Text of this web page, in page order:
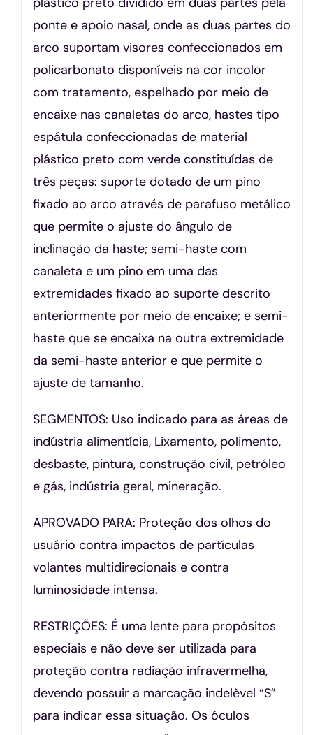
ponte e apoio nasal, onde as duas partes do
arco suportam visores confeccionados em
policarbonato disponíveis na cor incolor
com tratamento, espelhado por meio de
encaixe nas canaletas do arco, hastes tipo
espátula confeccionadas de material
plástico preto com verde constituídas de
três peças: suporte dotado de um pino
fixado ao arco através de parafuso metálico
que permite o ajuste do ângulo de
inclinação da haste; semi-haste com
canaleta e um pino em uma das
extremidades fixado ao suporte descrito
anteriormente por meio de encaixe; e semi-
haste que se encaixa na outra extremidade
da semi-haste anterior e que permite o
ajuste de tamanho.
SEGMENTOS: Uso indicado para as áreas de
indústria alimentícia, Lixamento, polimento,
desbaste, pintura, construção civil, petróleo
e gás, indústria geral, mineração.
APROVADO PARA: Proteção dos olhos do
usuário contra impactos de partículas
volantes multidirecionais e contra
luminosidade intensa.
RESTRIÇÕES: É uma lente para propósitos
especiais e não deve ser utilizada para
proteção contra radiação infravermelha,
devendo possuir a marcação indelèvel “S”
para indicar essa situação. Os óculos